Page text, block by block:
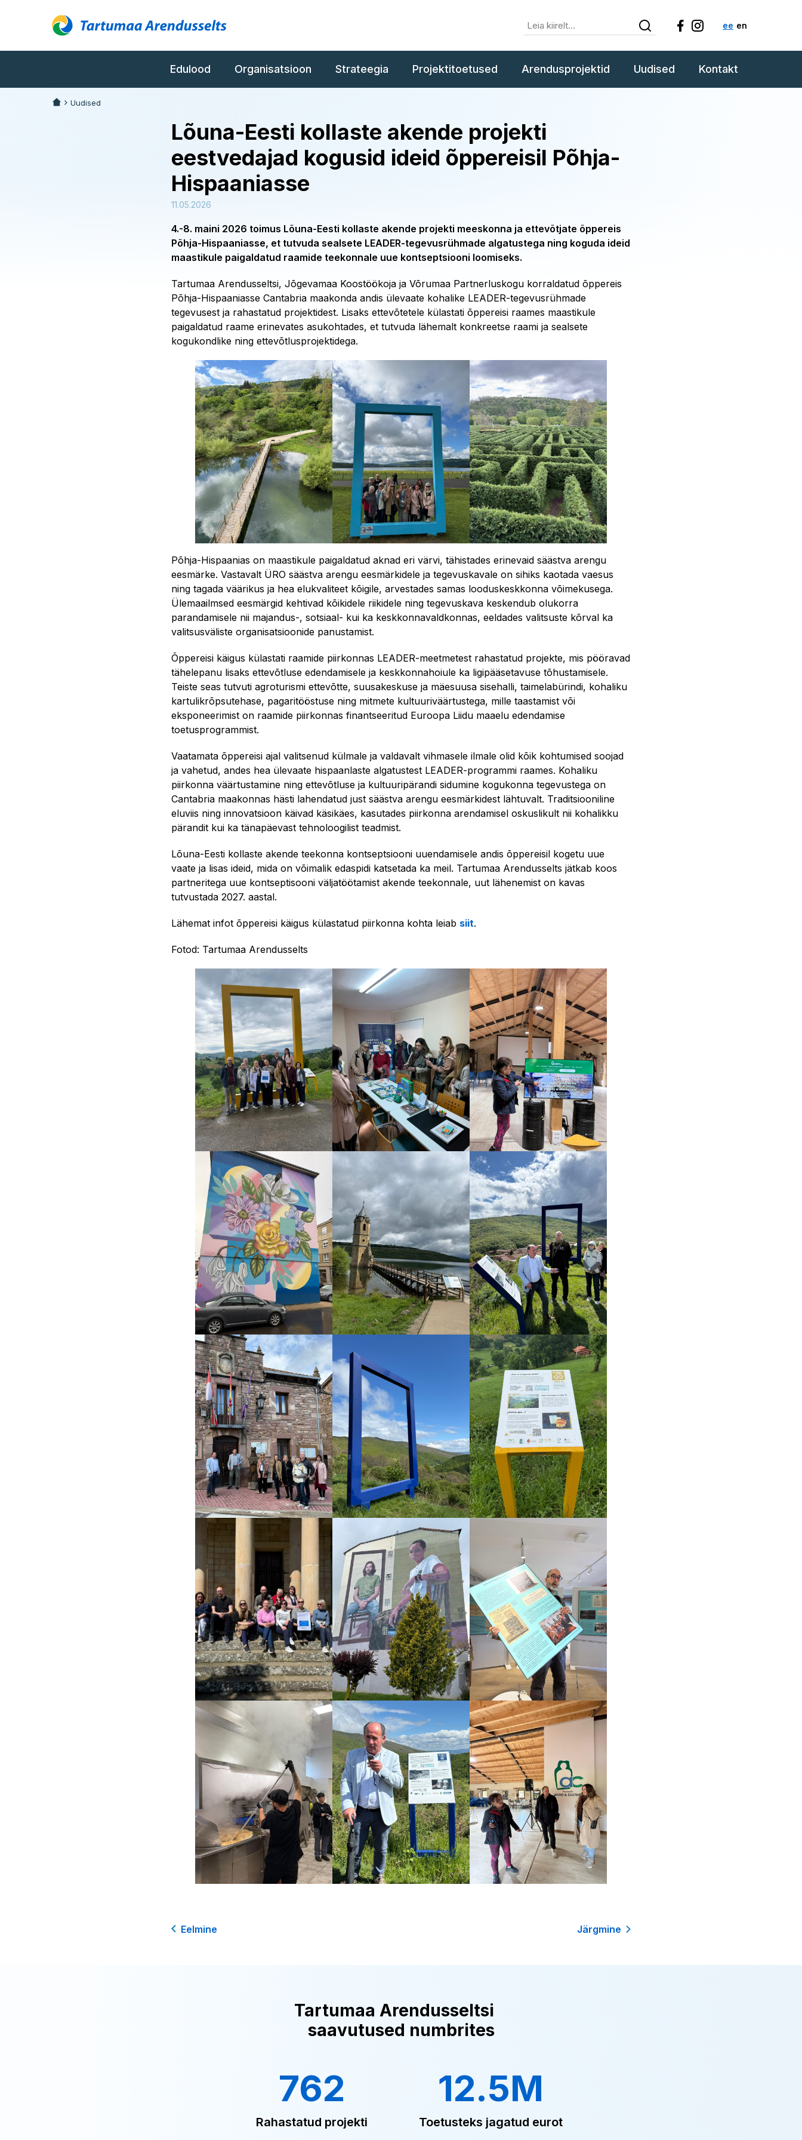
ee en
Edulood Organisatsioon Strateegia Projektitoetused Arendusprojektid Uudised Kontakt
Uudised
Lõuna-Eesti kollaste akende projekti
eestvedajad kogusid ideid õppereisil Põhja-
Hispaaniasse
11.05.2026
4.-8. maini 2026 toimus Lõuna-Eesti kollaste akende projekti meeskonna ja ettevõtjate õppereis
Põhja-Hispaaniasse, et tutvuda sealsete LEADER-tegevusrühmade algatustega ning koguda ideid
maastikule paigaldatud raamide teekonnale uue kontseptsiooni loomiseks.
Tartumaa Arendusseltsi, Jõgevamaa Koostöökoja ja Võrumaa Partnerluskogu korraldatud õppereis
Põhja-Hispaaniasse Cantabria maakonda andis ülevaate kohalike LEADER-tegevusrühmade
tegevusest ja rahastatud projektidest. Lisaks ettevõtetele külastati õppereisi raames maastikule
paigaldatud raame erinevates asukohtades, et tutvuda lähemalt konkreetse raami ja sealsete
kogukondlike ning ettevõtlusprojektidega.
Põhja-Hispaanias on maastikule paigaldatud aknad eri värvi, tähistades erinevaid säästva arengu
eesmärke. Vastavalt ÜRO säästva arengu eesmärkidele ja tegevuskavale on sihiks kaotada vaesus
ning tagada väärikus ja hea elukvaliteet kõigile, arvestades samas looduskeskkonna võimekusega.
Ülemaailmsed eesmärgid kehtivad kõikidele riikidele ning tegevuskava keskendub olukorra
parandamisele nii majandus-, sotsiaal- kui ka keskkonnavaldkonnas, eeldades valitsuste kõrval ka
valitsusväliste organisatsioonide panustamist.
Õppereisi käigus külastati raamide piirkonnas LEADER-meetmetest rahastatud projekte, mis pööravad
tähelepanu lisaks ettevõtluse edendamisele ja keskkonnahoiule ka ligipääsetavuse tõhustamisele.
Teiste seas tutvuti agroturismi ettevõtte, suusakeskuse ja mäesuusa sisehalli, taimelabürindi, kohaliku
kartulikrõpsutehase, pagaritööstuse ning mitmete kultuuriväärtustega, mille taastamist või
eksponeerimist on raamide piirkonnas finantseeritud Euroopa Liidu maaelu edendamise
toetusprogrammist.
Vaatamata õppereisi ajal valitsenud külmale ja valdavalt vihmasele ilmale olid kõik kohtumised soojad
ja vahetud, andes hea ülevaate hispaanlaste algatustest LEADER-programmi raames. Kohaliku
piirkonna väärtustamine ning ettevõtluse ja kultuuripärandi sidumine kogukonna tegevustega on
Cantabria maakonnas hästi lahendatud just säästva arengu eesmärkidest lähtuvalt. Traditsiooniline
eluviis ning innovatsioon käivad käsikäes, kasutades piirkonna arendamisel oskuslikult nii kohalikku
pärandit kui ka tänapäevast tehnoloogilist teadmist.
Lõuna-Eesti kollaste akende teekonna kontseptsiooni uuendamisele andis õppereisil kogetu uue
vaate ja lisas ideid, mida on võimalik edaspidi katsetada ka meil. Tartumaa Arendusselts jätkab koos
partneritega uue kontseptisooni väljatöötamist akende teekonnale, uut lähenemist on kavas
tutvustada 2027. aastal.
Lähemat infot õppereisi käigus külastatud piirkonna kohta leiab siit.
Fotod: Tartumaa Arendusselts
Eelmine Järgmine
Tartumaa Arendusseltsi
saavutused numbrites
762
Rahastatud projekti
12.5M
Toetusteks jagatud eurot